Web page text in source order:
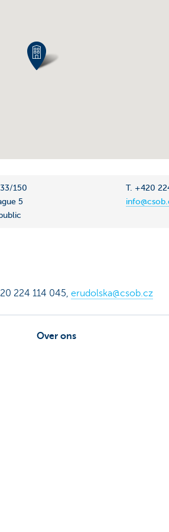
150
5
T. +420
224 114 045, erudolska@csob.cz
Over ons